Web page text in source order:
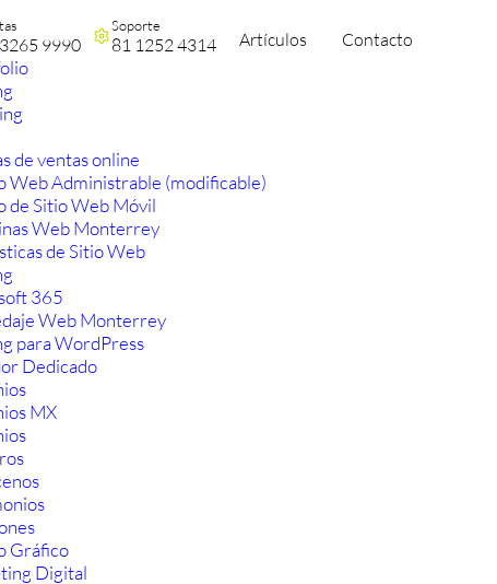
9990
Soporte
81 1252 4314 Artículos Contacto
de ventas online
Web Administrable (modificable)
de Sitio Web Móvil
Web Monterrey
de Sitio Web
365
Web Monterrey
para WordPress
Dedicado
MX
Gráfico
Digital